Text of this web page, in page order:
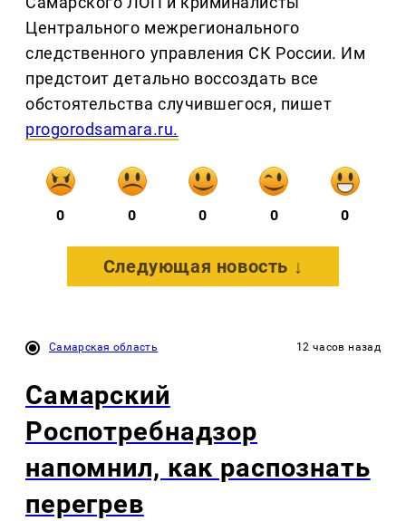
Центрального межрегионального
следственного управления СК России. Им
предстоит детально воссоздать все
обстоятельства случившегося, пишет
progorodsamara.ru.
0 0 0 0 0
Следующая новость ↓
Самарская область 12 часов назад
Самарский
Роспотребнадзор
напомнил, как распознать
перегрев